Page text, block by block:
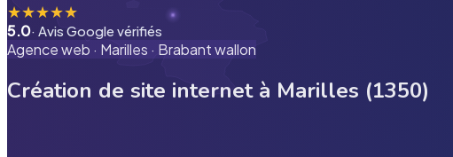
★★★★★
5.0· Avis Google vérifiés
Agence web · Marilles · Brabant wallon
Création de site internet à Marilles (1350)